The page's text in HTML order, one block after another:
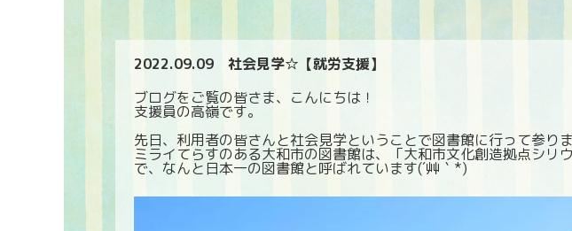
2022.09.09
社会見学☆【就労支援】
ブログをご覧の皆さま、こんにちは！
支援員の高嶺です。
先日、利用者の皆さんと社会見学ということで図書館に行って参りま
ミライてらすのある大和市の図書館は、「大和市文化創造拠点シリ
で、なんと日本一の図書館と呼ばれています(´艸｀*)